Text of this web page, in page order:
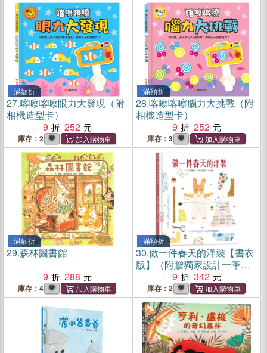
滿額折
27.喀嚓喀嚓眼力大發現（附
相機造型卡）
9
252
庫存：2
滿額折
28.喀嚓喀嚓腦力大挑戰（附
相機造型卡）
9
252
庫存：3
滿額折
29.森林圖書館
9
288
庫存：4
滿額折
30.做一件春天的洋裝【書衣
版】（附贈獨家設計一筆箋2
入，共6款圖案隨機出貨）
9 342
庫存：2